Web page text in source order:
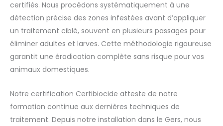
certifiés. Nous procédons systématiquement à une
détection précise des zones infestées avant d’appliquer
un traitement ciblé, souvent en plusieurs passages pour
éliminer adultes et larves. Cette méthodologie rigoureuse
garantit une éradication complète sans risque pour vos
animaux domestiques.
Notre certification Certibiocide atteste de notre
formation continue aux dernières techniques de
traitement. Depuis notre installation dans le Gers, nous